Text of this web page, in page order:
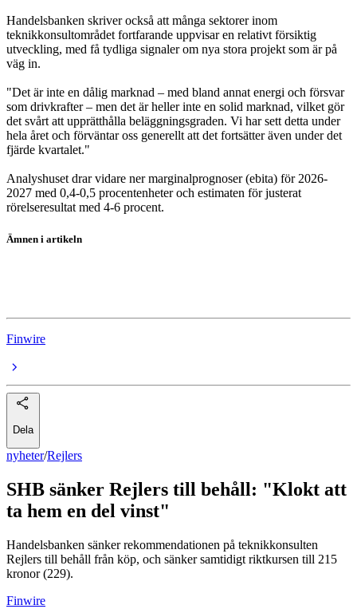
Handelsbanken skriver också att många sektorer inom
teknikkonsultområdet fortfarande uppvisar en relativt försiktig
utveckling, med få tydliga signaler om nya stora projekt som är på
väg in.
"Det är inte en dålig marknad – med bland annat energi och försvar
som drivkrafter – men det är heller inte en solid marknad, vilket gör
det svårt att upprätthålla beläggningsgraden. Vi har sett detta under
hela året och förväntar oss generellt att det fortsätter även under det
fjärde kvartalet."
Analyshuset drar vidare ner marginalprognoser (ebita) för 2026-
2027 med 0,4-0,5 procentenheter och estimaten för justerat
rörelseresultat med 4-6 procent.
Ämnen i artikeln
Finwire
Dela
nyheter/Rejlers
SHB sänker Rejlers till behåll: "Klokt att
ta hem en del vinst"
Handelsbanken sänker rekommendationen på teknikkonsulten
Rejlers till behåll från köp, och sänker samtidigt riktkursen till 215
kronor (229).
Finwire